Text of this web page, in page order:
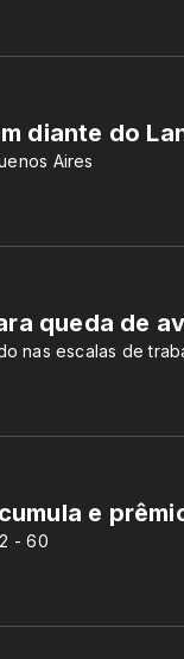
diante do
Aires
queda de
nas escalas de
e
- 60